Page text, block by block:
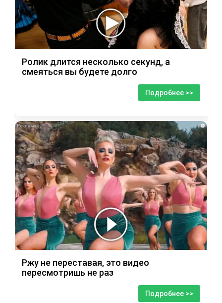
Ролик длится несколько секунд, а
смеяться вы будете долго
Подробнее >>
i
Ржу не переставая, это видео
пересмотришь не раз
Подробнее >>